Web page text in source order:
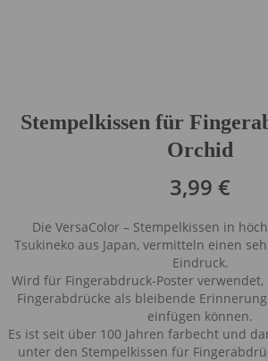
Stempelkissen für
Orchid
3,99 €
Die VersaColor – Stempelkissen in
Tsukineko aus Japan, vermitteln einen
Eindruck.
Wird für Fingerabdruck-Poster
Fingerabdrücke als bleibende
einfügen können.
Es ist seit über 100 Jahren farbecht und
unter den Stempelkissen für